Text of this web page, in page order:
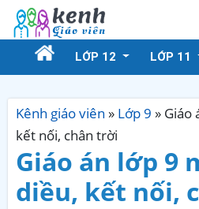
LỚP 12 LỚP 11
Kênh giáo viên » Lớp 9 » Giáo
kết nối, chân trời
Giáo án lớp 9
diều, kết nối,